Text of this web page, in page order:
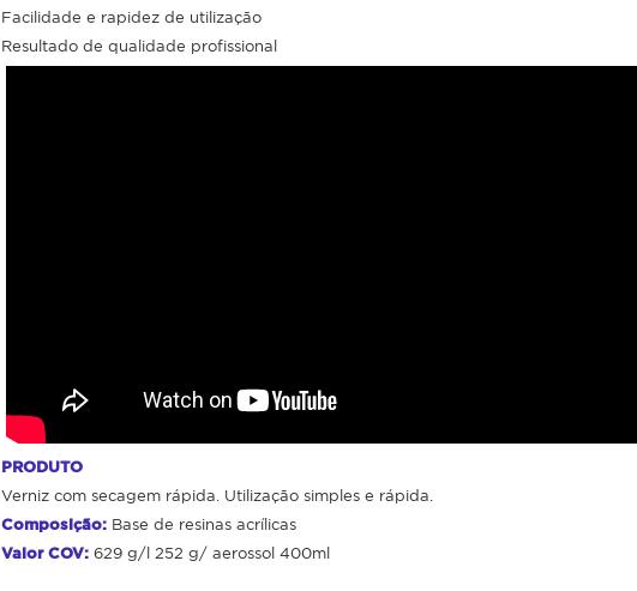
Facilidade e rapidez de utilização
Resultado de qualidade profissional
PRODUTO
Verniz com secagem rápida. Utilização simples e rápida.
Composição: Base de resinas acrílicas
Valor COV: 629 g/l 252 g/ aerossol 400ml